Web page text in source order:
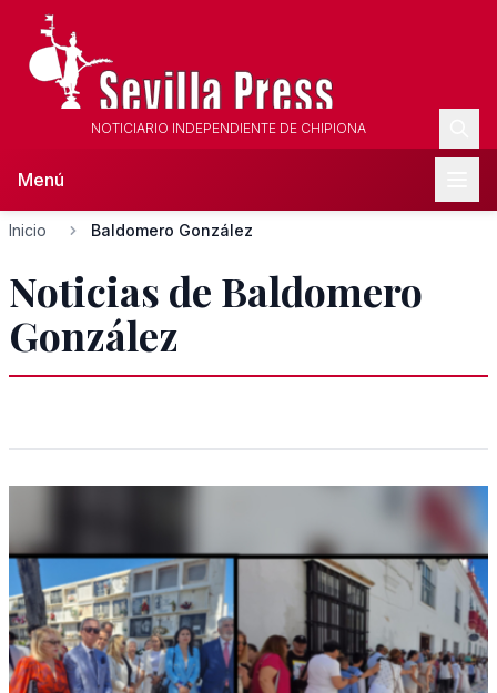
NOTICIARIO INDEPENDIENTE DE CHIPIONA
Menú
Inicio Baldomero González
Noticias de Baldomero
González